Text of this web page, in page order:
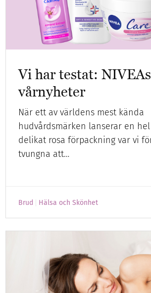
Vi har testat:
vårnyheter
När ett av världens mest kända
hudvårdsmärken lanserar en
delikat rosa förpackning var vi
tvungna att…
Brud Hälsa och Skönhet